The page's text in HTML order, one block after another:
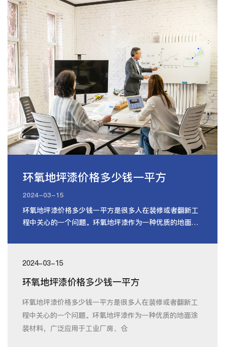
环氧地坪漆价格多少钱一平方
2024-03-15
环氧地坪漆价格多少钱一平方是很多人在装修或者翻新工
程中关心的一个问题。环氧地坪漆作为一种优质的地面涂
2024-03-15
环氧地坪漆价格多少钱一平方
环氧地坪漆价格多少钱一平方是很多人在装修或者翻新工
程中关心的一个问题。环氧地坪漆作为一种优质的地面涂
装材料，广泛应用于工业厂房、仓